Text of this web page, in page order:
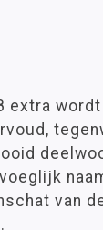
extra
van